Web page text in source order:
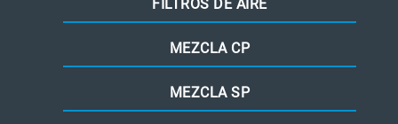
FILTROS DE AIRE
MEZCLA CP
MEZCLA SP